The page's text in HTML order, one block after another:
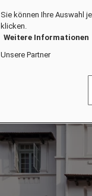
Sie können Ihre Auswahl
klicken.
Weitere Informationen
Unsere Partner